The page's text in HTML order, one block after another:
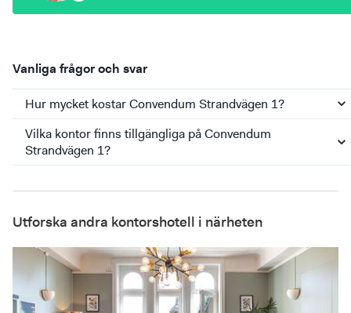
Vanliga frågor och svar
Hur mycket kostar Convendum Strandvägen 1?
Vilka kontor finns tillgängliga på Convendum
Strandvägen 1?
Utforska andra kontorshotell i närheten